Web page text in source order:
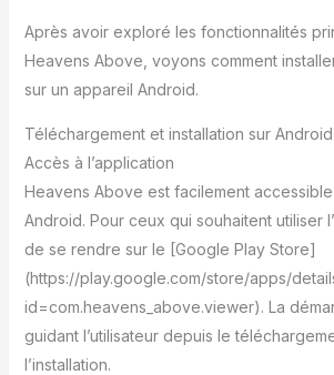
Après avoir exploré les fonctionnalités
Heavens Above, voyons comment
sur un appareil Android.
Téléchargement et installation sur Android
Accès à l’application
Heavens Above est facilement
Android. Pour ceux qui souhaitent utiliser
de se rendre sur le [Google Play Store]
(https://play.google.com/store/apps/
id=com.heavens_above.viewer). La
guidant l’utilisateur depuis le
l’installation.